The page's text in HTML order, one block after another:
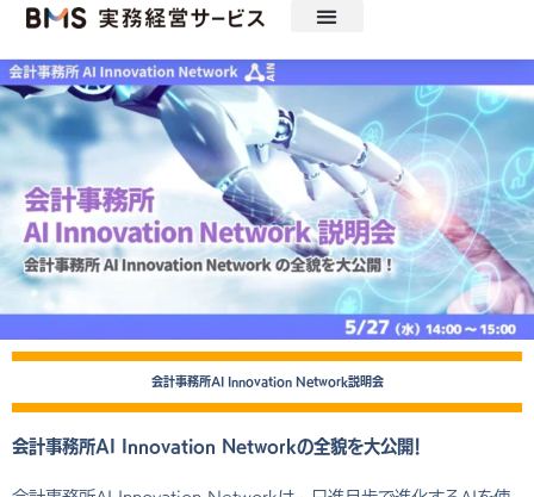
会計事務所AI Innovation Network説明会
会計事務所AI Innovation Networkの全貌を大公開！